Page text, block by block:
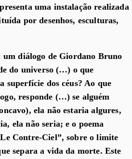
uma instalação realizada
por desenhos, esculturas,
um diálogo de Giordano Bruno
do universo (…) o que
superfície dos céus? Ao que
responde (…) se alguém
ela não estaria algures,
ela não seria; e o poema
Contre-Ciel”, sobre o limite
separa a vida da morte. Este